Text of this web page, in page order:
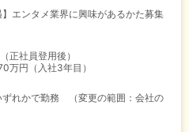
】エンタメ業界に興味があるかた募集
正社員登用後）
万円（入社3年目）
ずれかで勤務 （変更の範囲：会社の